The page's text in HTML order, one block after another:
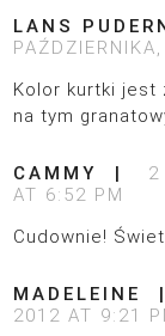
LANS
Kolor kurtki jest
na tym
CAMMY
2
AT 6:52 PM
Cudownie!
MADELEINE
2012 AT 9:21